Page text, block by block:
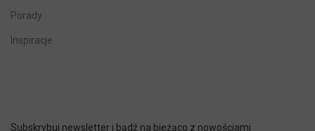
Porady
Inspiracje
Subskrybuj newsletter i bądź na bieżąco z nowościami